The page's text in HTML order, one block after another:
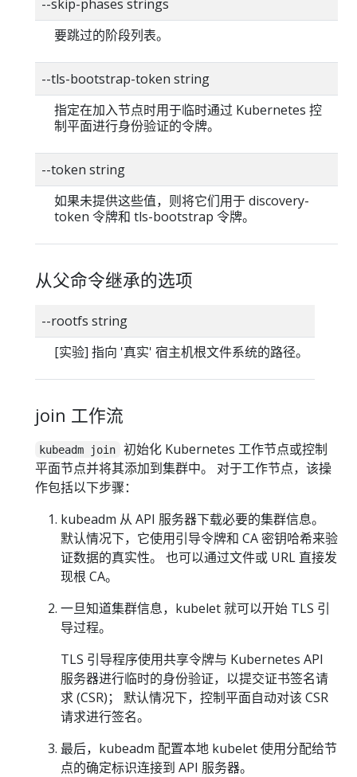
--skip-phases strings
要跳过的阶段列表。
--tls-bootstrap-token string
指定在加入节点时用于临时通过 Kubernetes 控
制平面进行身份验证的令牌。
--token string
如果未提供这些值，则将它们用于 discovery-
token 令牌和 tls-bootstrap 令牌。
从父命令继承的选项
--rootfs string
[实验] 指向 '真实' 宿主机根文件系统的路径。
join 工作流
kubeadm join
初始化 Kubernetes 工作节点或控制
平面节点并将其添加到集群中。 对于工作节点，该操
作包括以下步骤：
kubeadm 从 API 服务器下载必要的集群信息。
默认情况下，它使用引导令牌和 CA 密钥哈希来验
证数据的真实性。 也可以通过文件或 URL 直接发
现根 CA。
一旦知道集群信息，kubelet 就可以开始 TLS 引
导过程。
TLS 引导程序使用共享令牌与 Kubernetes API
服务器进行临时的身份验证，以提交证书签名请
求 (CSR)； 默认情况下，控制平面自动对该 CSR
请求进行签名。
最后，kubeadm 配置本地 kubelet 使用分配给节
点的确定标识连接到 API 服务器。